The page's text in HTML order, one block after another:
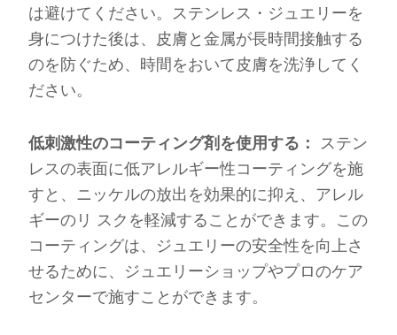
は避けてください。ステンレス・ジュエリーを
身につけた後は、皮膚と金属が長時間接触する
のを防ぐため、時間をおいて皮膚を洗浄してく
ださい。
低刺激性のコーティング剤を使用する： ステン
レスの表面に低アレルギー性コーティングを施
すと、ニッケルの放出を効果的に抑え、アレル
ギーのリ スクを軽減することができます。この
コーティングは、ジュエリーの安全性を向上さ
せるために、ジュエリーショップやプロのケア
センターで施すことができます。